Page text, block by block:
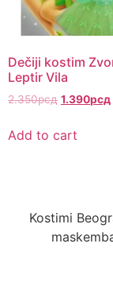
Dečiji kostim
Leptir Vila
2.350рсд Original
was:
1.390рсд
Add to cart
Kostimi